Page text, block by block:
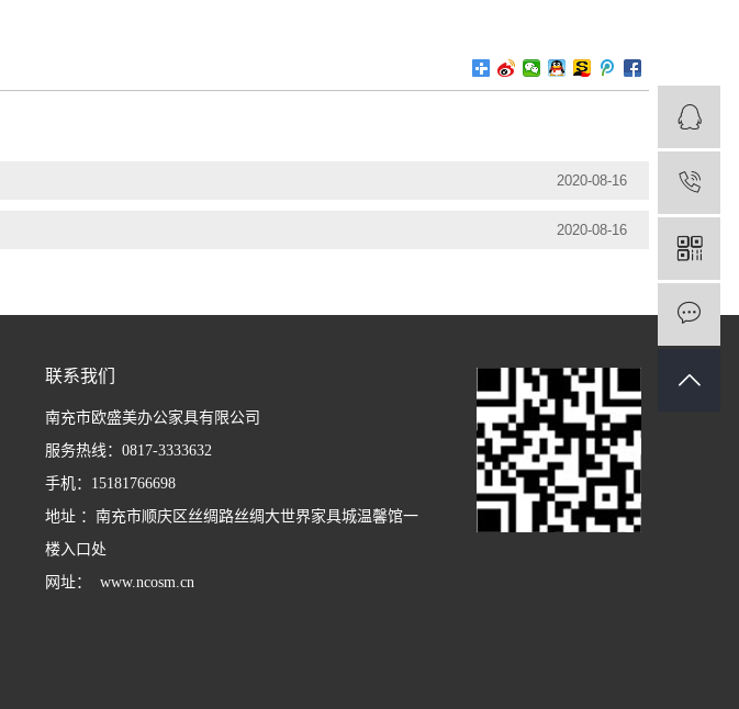
2020-08-16
2020-08-16
联系我们
南充市欧盛美办公家具有限公司
服务热线：0817-3333632
手机：15181766698
地址 ：南充市顺庆区丝绸路丝绸大世界家具城温馨馆一
楼入口处
网址： www.ncosm.cn